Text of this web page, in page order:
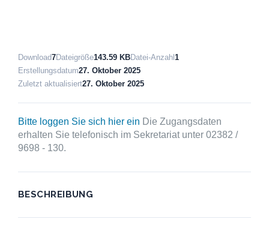
Download7Dateigröße143.59 KBDatei-Anzahl 1
Erstellungsdatum27. Oktober 2025
Zuletzt aktualisiert27. Oktober 2025
Bitte loggen Sie sich hier ein Die Zugangsdaten
erhalten Sie telefonisch im Sekretariat unter 02382 /
9698 - 130.
BESCHREIBUNG